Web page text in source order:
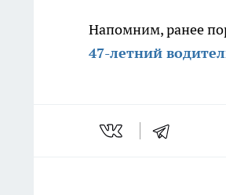
Напомним, ранее
47-летний